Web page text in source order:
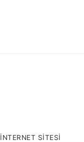
İNTERNET SITESI